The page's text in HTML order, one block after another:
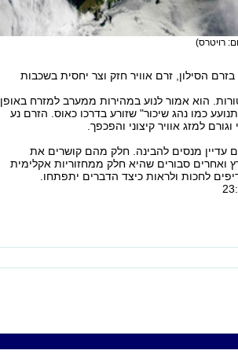
רויטרס)
הסילון, זרם אוויר חזק וצר יחסית בשכבות
הוא אמור לנוע במהירות ממערב למזרח באופן
כמו נהג שיכור" שזורע בדרכו כאוס. הזרם נע
למזג אוויר קיצוני והפכפך.
עדיין מנסים להבינה. חלק מהם קושרים את
סבורים שהיא חלק ממחזוריות אקלימית
לחכות ולראות כיצד הדברים יתפתחו.